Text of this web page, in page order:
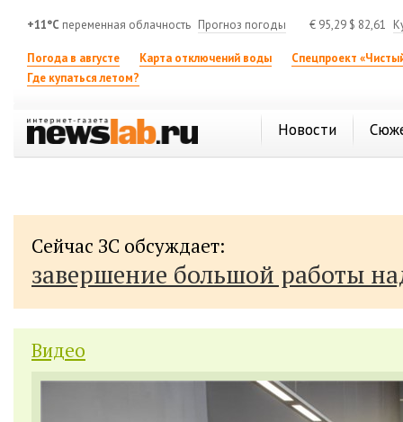
+11°C переменная облачность Прогноз погоды € 95,29 $ 82,61
Погода в августе Карта отключений воды
Спецпроект
Где купаться летом?
Новости
Сейчас ЗС обсуждает:
завершение большой работы
Видео